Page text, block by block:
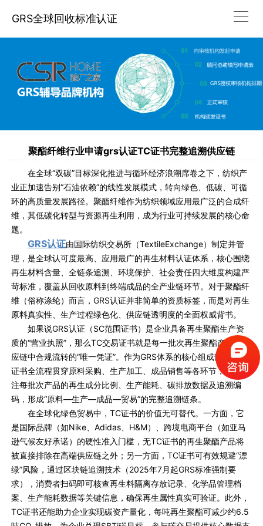
GRS全球回收标准认证
聚酯纤维行业申请grs认证TC证书完整追溯供应链
在全球“双碳”目标深化推进与循环经济浪潮席卷之下，纺织产
业正加速告别“石油依赖”的线性发展模式，转向绿色、低碳、可循
环的高质量发展路径。聚酯纤维作为纺织领域应用最广泛的合成纤
维，其低碳化转型与资源再生利用，成为行业可持续发展的核心命
题。
GRS认证由国际纺织交易所（TextileExchange）制定并管
理，是全球认可度最高、应用最广的再生材料认证体系，核心围绕
再生材料含量、全链条追溯、环境保护、社会责任四大维度构建严
苛标准，覆盖从回收原料到终端成品的全产业链环节。对于聚酯纤
维（俗称涤纶）而言，GRS认证并非简单的资质标签，而是对再生
原料真实性、生产过程绿色化、供应链透明度的全面权威背书。
如果说GRS认证（SC范围证书）是企业具备再生聚酯生产资
质的“营业执照”，那么TC交易证书就是每一批次再生聚酯产品在供
应链中合规流转的“唯一凭证”。作为GRS体系的核心组成部分，TC
证书全流程贯穿原料采购、生产加工、成品销售等各环节，明确标
注每批次产品的再生成分比例、生产能耗、碳排放数据及追溯编
码，形成“原料—生产—成品—贸易”的完整追溯链条。
在全球化绿色贸易中，TC证书的价值无可替代。一方面，它
是国际品牌（如Nike、Adidas、H&M）、跨境电商平台（如亚马
逊气候友好承诺）的硬性准入门槛，无TC证书的再生聚酯产品将
被直接排除在高端供应链之外；另一方面，TC证书可有效规避“漂
绿”风险，通过区块链追溯技术（2025年7月起GRS标准强制要
求），消费者扫码即可核查再生料隔离存放记录、化学品管理档
案、生产能耗数据等关键信息，确保再生属性真实可验证。此外，
TC证书还能助力企业实现碳资产量化，每吨再生聚酯可减少约6.5